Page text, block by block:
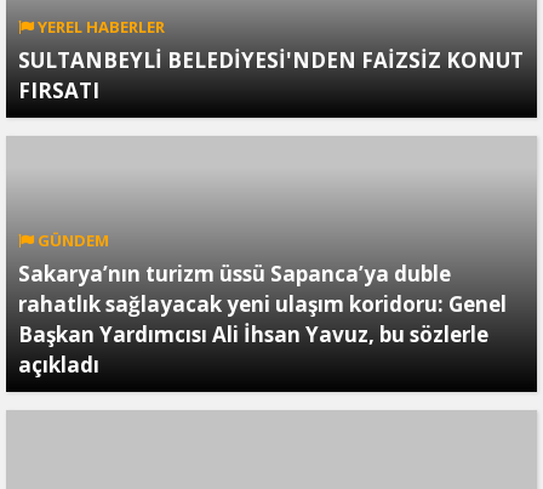
YEREL HABERLER
SULTANBEYLİ BELEDİYESİ'NDEN FAİZSİZ KONUT
FIRSATI
GÜNDEM
Sakarya’nın turizm üssü Sapanca’ya duble
rahatlık sağlayacak yeni ulaşım koridoru: Genel
Başkan Yardımcısı Ali İhsan Yavuz, bu sözlerle
açıkladı